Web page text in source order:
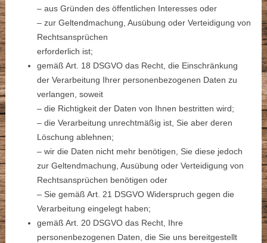
– aus Gründen des öffentlichen Interesses oder
– zur Geltendmachung, Ausübung oder Verteidigung von
Rechtsansprüchen
erforderlich ist;
gemäß Art. 18 DSGVO das Recht, die Einschränkung
der Verarbeitung Ihrer personenbezogenen Daten zu
verlangen, soweit
– die Richtigkeit der Daten von Ihnen bestritten wird;
– die Verarbeitung unrechtmäßig ist, Sie aber deren
Löschung ablehnen;
– wir die Daten nicht mehr benötigen, Sie diese jedoch
zur Geltendmachung, Ausübung oder Verteidigung von
Rechtsansprüchen benötigen oder
– Sie gemäß Art. 21 DSGVO Widerspruch gegen die
Verarbeitung eingelegt haben;
gemäß Art. 20 DSGVO das Recht, Ihre
personenbezogenen Daten, die Sie uns bereitgestellt